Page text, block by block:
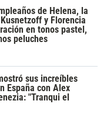
de Helena, la
y Florencia
en tonos pastel,
peluches
sus increíbles
España con Alex
"Tranqui el